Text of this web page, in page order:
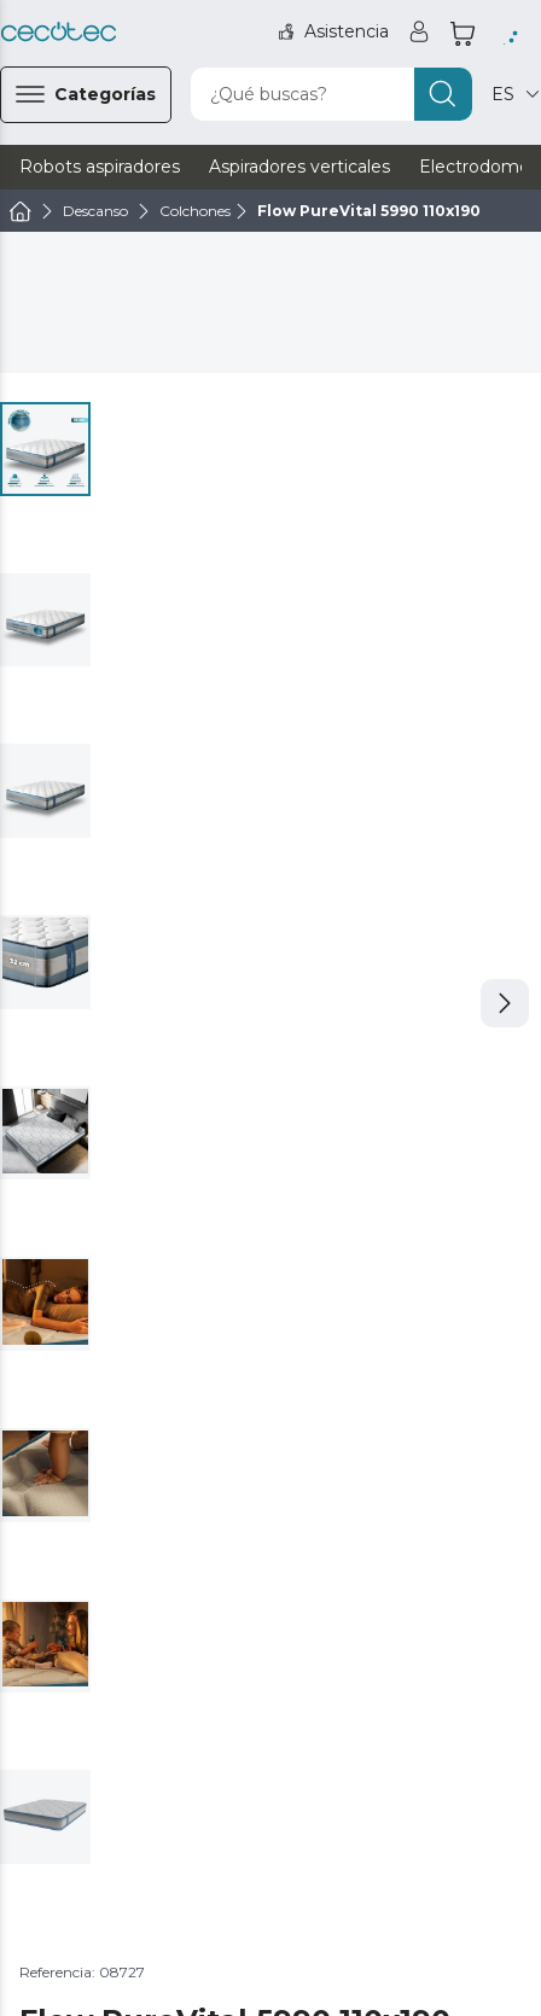
Asistencia
Categorías ¿Qué buscas? ES
Robots aspiradores Aspiradores verticales
Descanso Colchones Flow PureVital 5990 110x190
Referencia: 08727